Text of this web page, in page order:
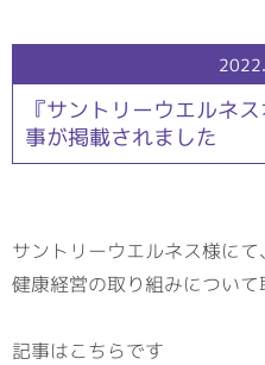
『サントリーウエルネ
事が掲載されました
サントリーウエルネス様に
健康経営の取り組みについて
記事はこちらです